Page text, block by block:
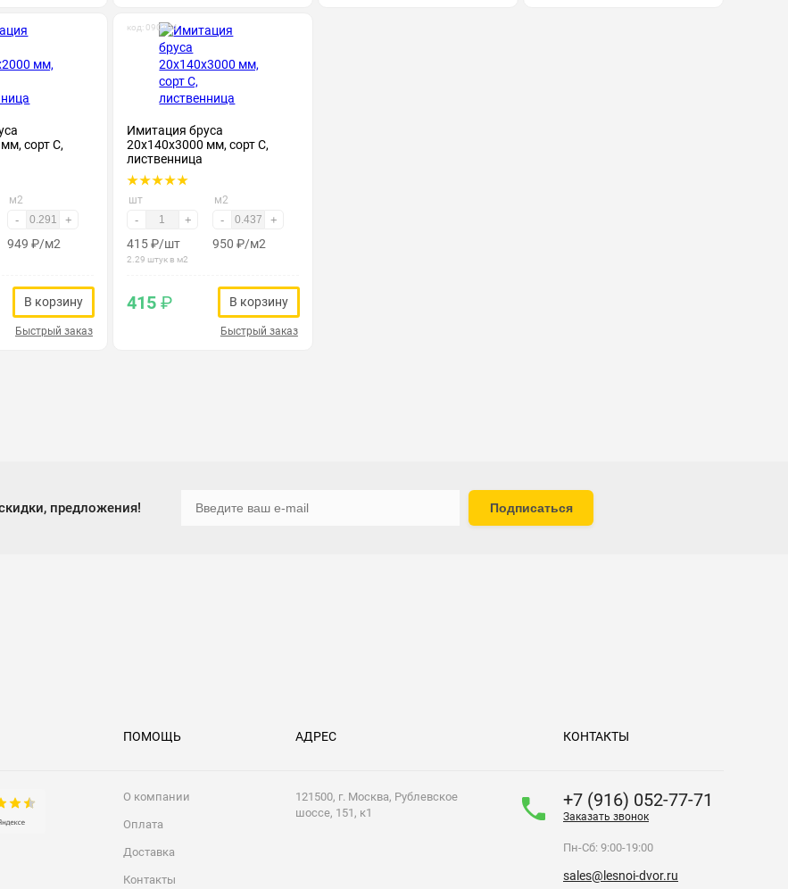
сорт С,
м2
- +
949 ₽/м2
В корзину
Быстрый заказ
код: 090104
Имитация бруса
20х140х3000 мм, сорт С,
лиственница
шт
- +
415₽/шт
2.29 штук в м2
м2
- +
950 ₽/м2
415₽ В корзину
Быстрый заказ
предложения! Подписаться
ПОМОЩЬ
О компании
Оплата
Доставка
Контакты
АДРЕС
121500, г. Москва, Рублевское
шоссе, 151, к1
КОНТАКТЫ
+7 (916) 052-77-71
Заказать звонок
Пн-Сб: 9:00-19:00
sales@lesnoi-dvor.ru